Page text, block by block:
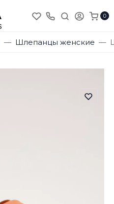
0
Шлепанцы женские